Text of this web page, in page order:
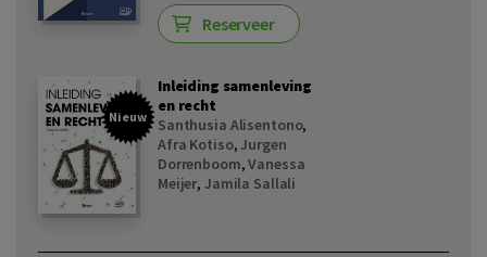
Reserveer
Nieuw
Inleiding samenleving
en recht
Santhusia Alisentono,
Afra Kotiso,Jurgen
Dorrenboom,Vanessa
Meijer, Jamila Sallali